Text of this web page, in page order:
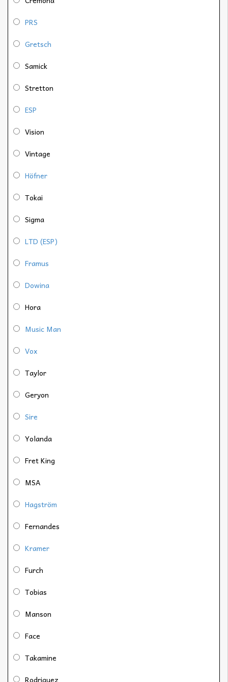
PRS
Gretsch
Samick
Stretton
ESP
Vision
Vintage
Höfner
Tokai
Sigma
LTD (ESP)
Framus
Dowina
Hora
Music Man
Vox
Taylor
Geryon
Sire
Yolanda
Fret King
MSA
Hagström
Fernandes
Kramer
Furch
Tobias
Manson
Face
Takamine
Rodriguez